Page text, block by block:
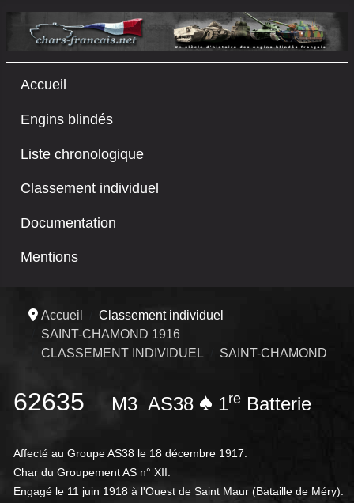
Accueil
Engins blindés
Liste chronologique
Classement individuel
Documentation
Mentions
Accueil
Classement individuel
SAINT-CHAMOND 1916
CLASSEMENT INDIVIDUEL
SAINT-CHAMOND
62635 M3 AS38 ♠ 1re Batterie
Affecté au Groupe AS38 le 18 décembre 1917.
Char du Groupement AS n° XII.
Engagé le 11 juin 1918 à l'Ouest de Saint Maur (Bataille de Méry).